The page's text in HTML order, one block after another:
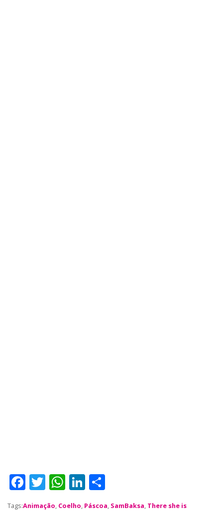
F
a
T
w
W
h
Li
n h
Tags:Animação, Coelho, Páscoa, SamBaksa, There she is